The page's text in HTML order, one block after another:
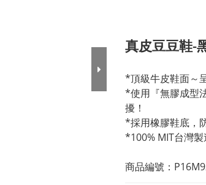
真皮豆豆鞋-
*頂級牛皮鞋面～
*使用『無膠成型
擾！
*採用橡膠鞋底，
*100% MIT台灣製
商品編號：